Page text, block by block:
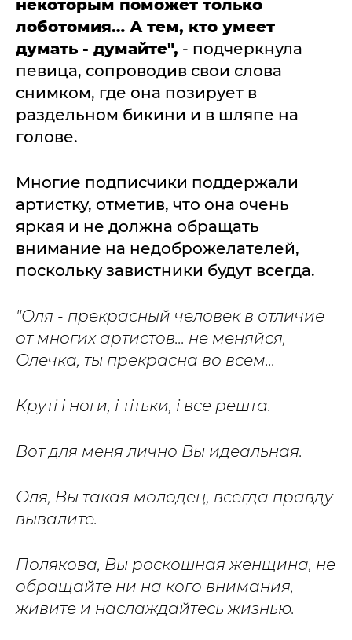
некоторым поможет только
лоботомия… А тем, кто умеет
думать - думайте", - подчеркнула
певица, сопроводив свои слова
снимком, где она позирует в
раздельном бикини и в шляпе на
голове.
Многие подписчики поддержали
артистку, отметив, что она очень
яркая и не должна обращать
внимание на недоброжелателей,
поскольку завистники будут всегда.
"Оля - прекрасный человек в отличие
от многих артистов... не меняйся,
Олечка, ты прекрасна во всем...
Круті і ноги, і тітьки, і все решта.
Вот для меня лично Вы идеальная.
Оля, Вы такая молодец, всегда правду
вывалите.
Полякова, Вы роскошная женщина, не
обращайте ни на кого внимания,
живите и наслаждайтесь жизнью.